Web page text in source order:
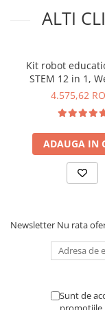
Tensiune de
Material:acrilic
Ce contine
punerea in
Acumulatori
incarcator care
de tip modular
1x Panou solar
5x Placi acrilic
4x Placi lemn
1x Placa de
1x Modul
1x Buzzer pasiv
ALTI
Kit robot
STEM 12 in 1,
RobotStorm
4.575,62
ADAUGA IN
Newsletter Nu rata
Sunt de